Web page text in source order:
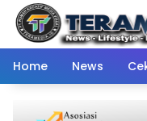
Skip
content
Home
News